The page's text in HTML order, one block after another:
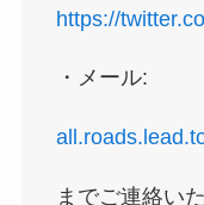
https://
・メール:
までご連絡い